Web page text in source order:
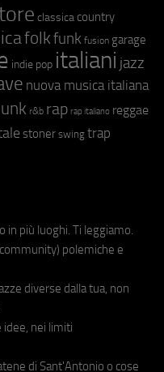
classica country
folkfunk fusion garage
indie pop italiani jazz
nuova musica italiana
r&b rap rap italiano reggae
stoner swing trap
in più luoghi. Ti leggiamo.
polemiche e
diverse dalla tua, non
idee, nei limiti
di Sant'Antonio o cose